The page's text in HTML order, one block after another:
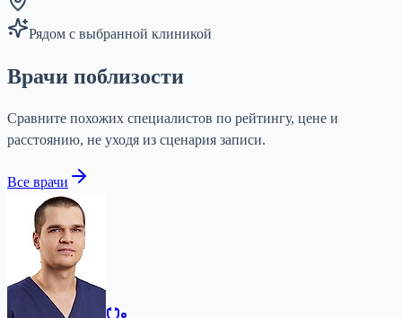
Рядом с выбранной клиникой
Врачи поблизости
Сравните похожих специалистов по рейтингу, цене и
расстоянию, не уходя из сценария записи.
Все врачи